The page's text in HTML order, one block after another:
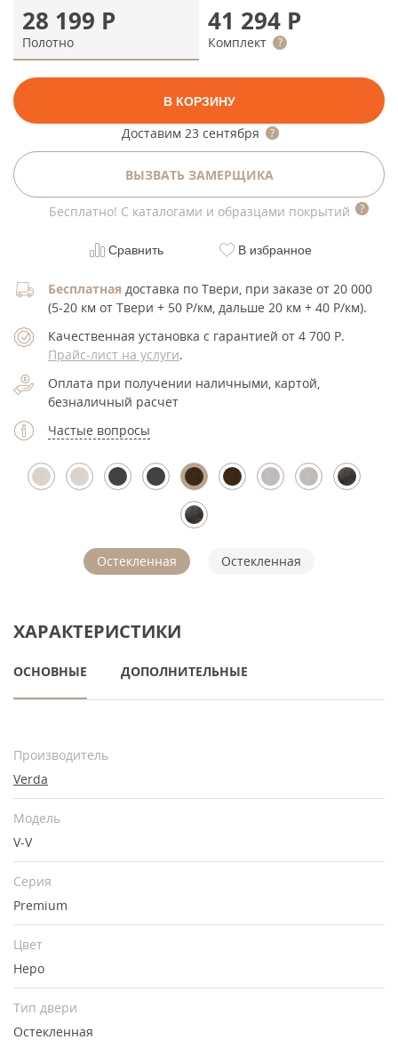
28 199 Р
Полотно
41 294 Р
Комплект
В КОРЗИНУ
Доставим 23 сентября
ВЫЗВАТЬ ЗАМЕРЩИКА
Бесплатно! С каталогами и образцами покрытий
Сравнить В избранное
Бесплатная доставка по Твери, при заказе от 20 000
(5-20 км от Твери + 50 Р/км, дальше 20 км + 40 Р/км).
Качественная установка с гарантией от 4 700 Р.
Прайс-лист на услуги.
Оплата при получении наличными, картой,
безналичный расчет
Частые вопросы
Остекленная Остекленная
ХАРАКТЕРИСТИКИ
ОСНОВНЫЕ ДОПОЛНИТЕЛЬНЫЕ
Производитель
Verda
Модель
V-V
Серия
Premium
Цвет
Неро
Тип двери
Остекленная